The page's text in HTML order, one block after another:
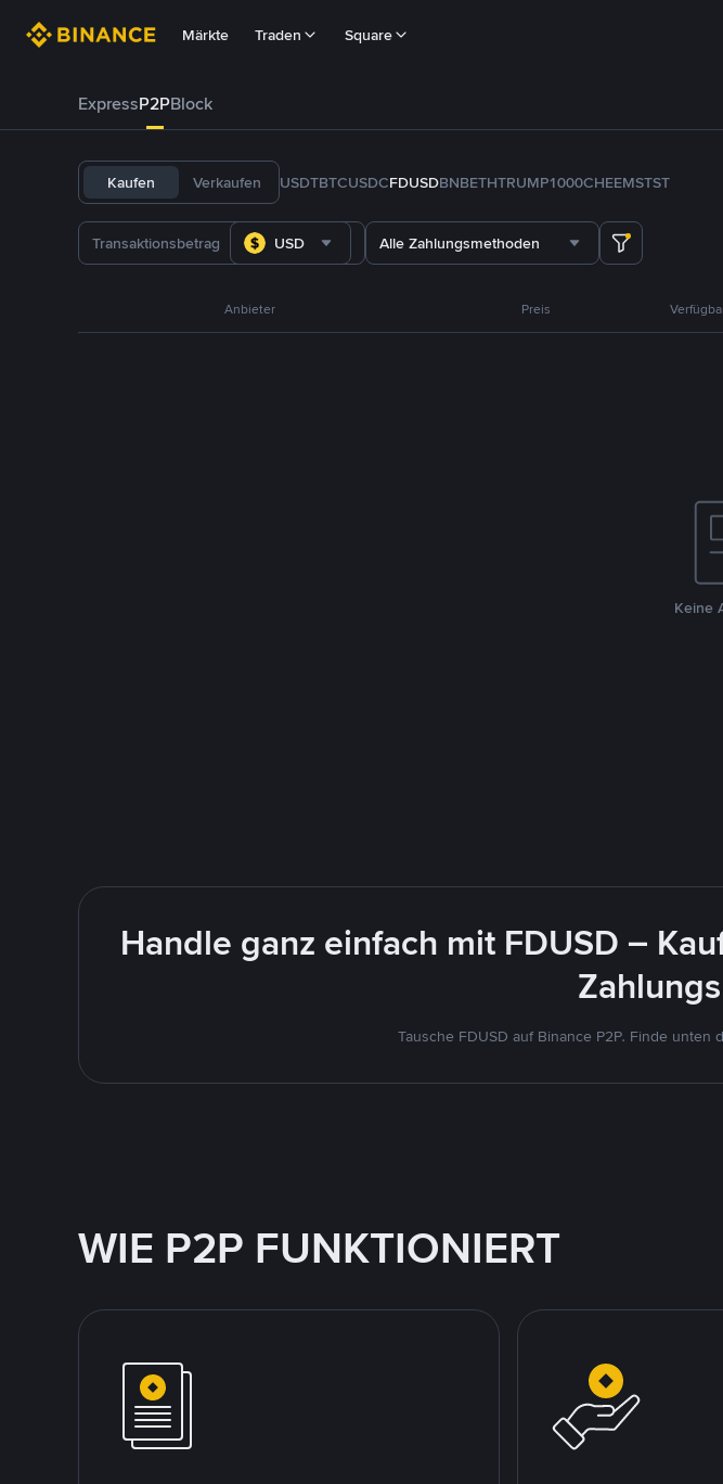
Märkte Traden Square
ExpressP2PBlock
Kaufen Verkaufen USDTBTCUSDCFDUSDBNBETHTRUMP1000CHEEMSTST
USD Alle Zahlungsmethoden
Anbieter Preis
Keine
Handle ganz einfach mit FDUSD –
Tausche FDUSD auf Binance P2P. Finde
WIE P2P FUNKTIONIERT